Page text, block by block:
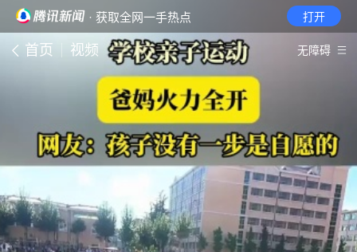
· 获取全网一手热点 打开
首页 视频 无障碍